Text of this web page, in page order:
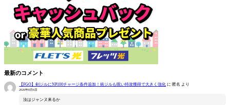
最新のコメント
【FGO】剣ジルにNP100チャージ条件追加！術ジルも呪い特攻獲得で大きく強化 に 匿名 より
2026年8月6日
汝はジャンヌ来るか